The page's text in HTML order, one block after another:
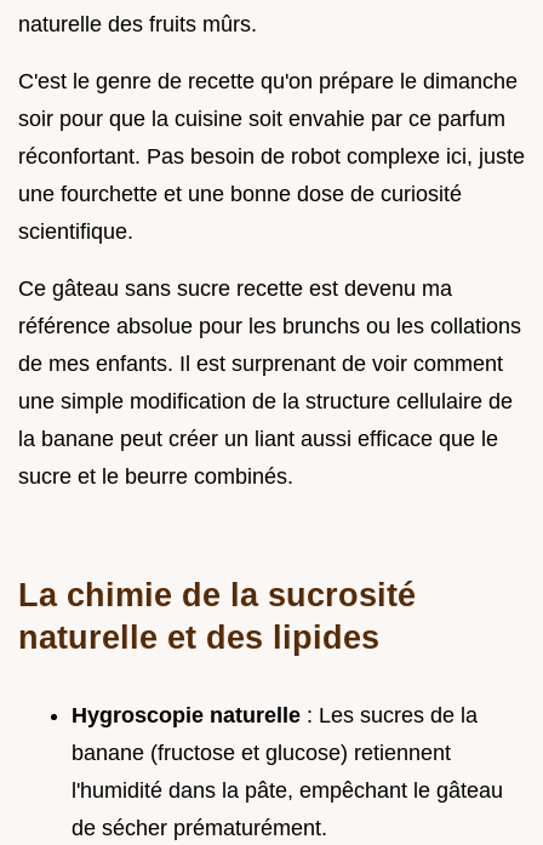
naturelle des fruits mûrs.
C'est le genre de recette qu'on prépare le dimanche
soir pour que la cuisine soit envahie par ce parfum
réconfortant. Pas besoin de robot complexe ici, juste
une fourchette et une bonne dose de curiosité
scientifique.
Ce gâteau sans sucre recette est devenu ma
référence absolue pour les brunchs ou les collations
de mes enfants. Il est surprenant de voir comment
une simple modification de la structure cellulaire de
la banane peut créer un liant aussi efficace que le
sucre et le beurre combinés.
La chimie de la sucrosité
naturelle et des lipides
Hygroscopie naturelle : Les sucres de la
banane (fructose et glucose) retiennent
l'humidité dans la pâte, empêchant le gâteau
de sécher prématurément.